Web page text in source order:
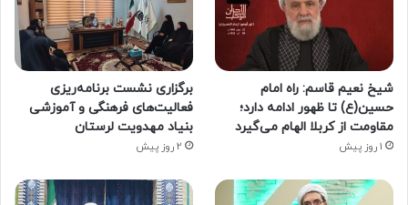
شیخ نعیم قاسم: راه امام
حسین(ع) تا ظهور ادامه دارد؛
مقاومت از کربلا الهام می‌گیرد
1 روز پیش
برگزاری نشست برنامه‌ریزی
فعالیت‌های فرهنگی و آموزشی
بنیاد مهدویت لرستان
2 روز پیش